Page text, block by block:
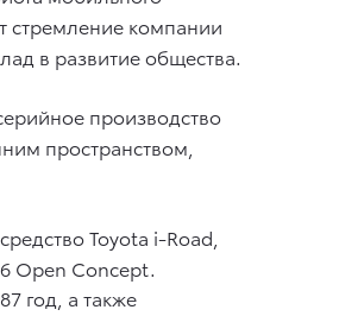
стремление компании
в развитие общества.
производство
пространством,
Toyota i-Road,
Open Concept.
год, а также